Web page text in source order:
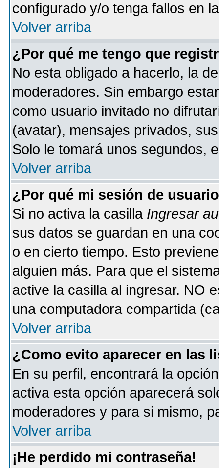
configurado y/o tenga fallos en
Volver arriba
¿Por qué me tengo que
No esta obligado a hacerlo, la
moderadores. Sin embargo
como usuario invitado no
(avatar), mensajes privados,
Solo le tomará unos segundos,
Volver arriba
¿Por qué mi sesión de
Si no activa la casilla Ingresar
sus datos se guardan en una
o en cierto tiempo. Esto
alguien más. Para que el
active la casilla al ingresar. NO
una computadora compartida
Volver arriba
¿Como evito aparecer en las
En su perfil, encontrará la
activa esta opción aparecerá
moderadores y para si mismo,
Volver arriba
¡He perdido mi contraseña!